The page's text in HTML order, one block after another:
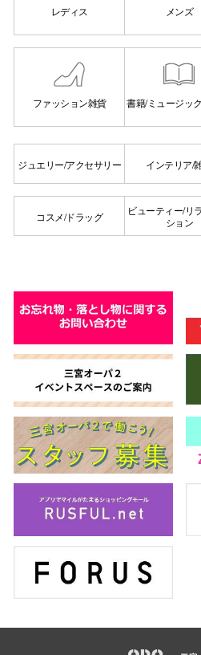
レディス メンズ
ファッション雑貨 書籍/ミュージッ
ジュエリー/アクセサリー インテリア/
コスメ/ドラッグ
ビューティー/リ
ション